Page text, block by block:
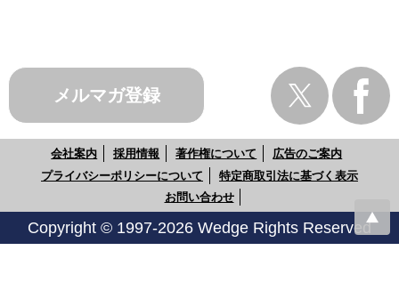
メルマガ登録
会社案内 採用情報 著作権について
広告のご案内
プライバシーポリシーについて
特定商取引法に基づく表示
お問い合わせ
Copyright © 1997-2026 Wedge Rights Reserved